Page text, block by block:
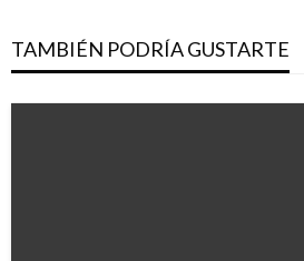
TAMBIÉN PODRÍA GUSTARTE